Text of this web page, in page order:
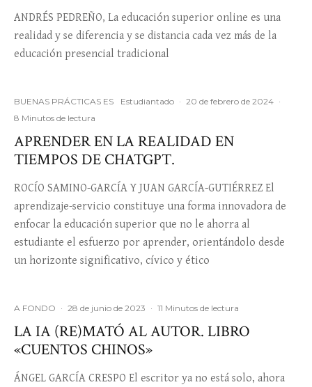
ANDRÉS PEDREÑO, La educación superior online es una
realidad y se diferencia y se distancia cada vez más de la
educación presencial tradicional
BUENAS PRÁCTICAS ES Estudiantado · 20 de febrero de 2024 ·
8 Minutos de lectura
APRENDER EN LA REALIDAD EN
TIEMPOS DE CHATGPT.
ROCÍO SAMINO-GARCÍA Y JUAN GARCÍA-GUTIÉRREZ El
aprendizaje-servicio constituye una forma innovadora de
enfocar la educación superior que no le ahorra al
estudiante el esfuerzo por aprender, orientándolo desde
un horizonte significativo, cívico y ético
A FONDO · 28 de junio de 2023 · 11 Minutos de lectura
LA IA (RE)MATÓ AL AUTOR. LIBRO
«CUENTOS CHINOS»
ÁNGEL GARCÍA CRESPO El escritor ya no está solo, ahora